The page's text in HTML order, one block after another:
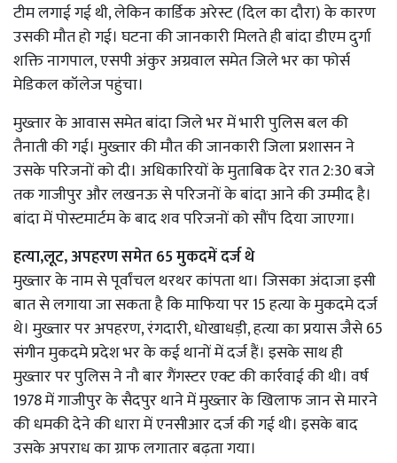
टीम लगाई गई थी, लेकिन कार्डिक अरेस्ट (दिल का दौरा) के कारण
उसकी मौत हो गई। घटना की जानकारी मिलते ही बांदा डीएम दुर्गा
शक्ति नागपाल, एसपी अंकुर अग्रवाल समेत जिले भर का फोर्स
मेडिकल कॉलेज पहुंचा।
मुख्तार के आवास समेत बांदा जिले भर में भारी पुलिस बल की
तैनाती की गई। मुख्तार की मौत की जानकारी जिला प्रशासन ने
उसके परिजनों को दी। अधिकारियों के मुताबिक देर रात 2:30 बजे
तक गाजीपुर और लखनऊ से परिजनों के बांदा आने की उम्मीद है।
बांदा में पोस्टमार्टम के बाद शव परिजनों को सौंप दिया जाएगा।
हत्या,लूट, अपहरण समेत 65 मुकदमें दर्ज थे
मुख्तार के नाम से पूर्वांचल थरथर कांपता था। जिसका अंदाजा इसी
बात से लगाया जा सकता है कि माफिया पर 15 हत्या के मुकदमे दर्ज
थे। मुख्तार पर अपहरण, रंगदारी, धोखाधड़ी, हत्या का प्रयास जैसे 65
संगीन मुकदमे प्रदेश भर के कई थानों में दर्ज हैं। इसके साथ ही
मुख्तार पर पुलिस ने नौ बार गैंगस्टर एक्ट की कार्रवाई की थी। वर्ष
1978 में गाजीपुर के सैदपुर थाने में मुख्तार के खिलाफ जान से मारने
की धमकी देने की धारा में एनसीआर दर्ज की गई थी। इसके बाद
उसके अपराध का ग्राफ लगातार बढ़ता गया।